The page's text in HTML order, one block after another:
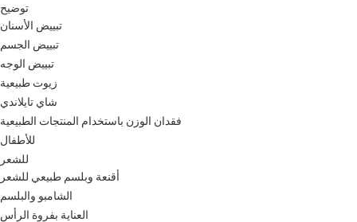
توضيح
تبييض الأسنان
تبييض الجسم
تبييض الوجه
زيوت طبيعية
شاي تايلاندي
فقدان الوزن باستخدام المنتجات الطبيعية
للأطفال
للشعر
أقنعة وبلسم طبيعي للشعر
الشامبو والبلسم
العناية بفروة الرأس